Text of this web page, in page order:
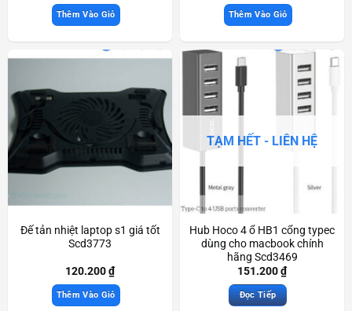
Thêm Vào Giỏ Thêm Vào Giỏ
Đế tản nhiệt laptop s1 giá tốt
Scd3773
120.200₫
Thêm Vào Giỏ
TẠM HẾT - LIÊN HỆ
Hub Hoco 4 ổ HB1 cổng typec
dùng cho macbook chính
hãng Scd3469
151.200₫
Đọc Tiếp